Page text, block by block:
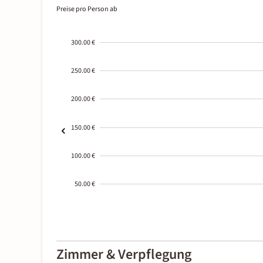
Preise pro Person ab
300.00 €
250.00 €
200.00 €
150.00 €
100.00 €
50.00 €
01-02
Zimmer & Verpflegung